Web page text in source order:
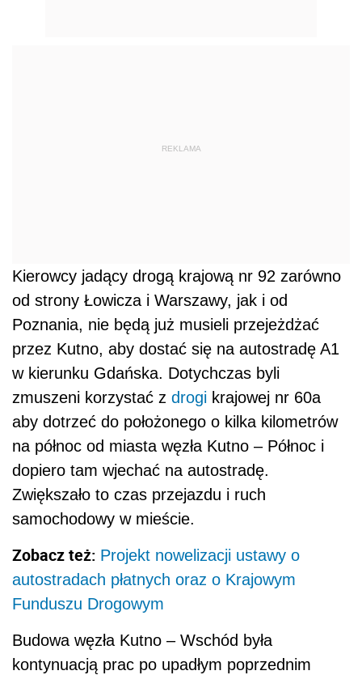
REKLAMA
Kierowcy jadący drogą krajową nr 92 zarówno
od strony Łowicza i Warszawy, jak i od
Poznania, nie będą już musieli przejeżdżać
przez Kutno, aby dostać się na autostradę A1
w kierunku Gdańska. Dotychczas byli
zmuszeni korzystać z drogi krajowej nr 60a
aby dotrzeć do położonego o kilka kilometrów
na północ od miasta węzła Kutno – Północ i
dopiero tam wjechać na autostradę.
Zwiększało to czas przejazdu i ruch
samochodowy w mieście.
Zobacz też: Projekt nowelizacji ustawy o
autostradach płatnych oraz o Krajowym
Funduszu Drogowym
Budowa węzła Kutno – Wschód była
kontynuacją prac po upadłym poprzednim